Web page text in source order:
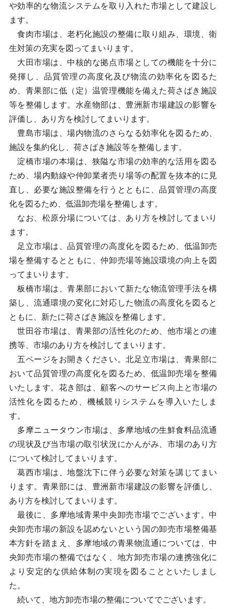
や効率的な物流システムを取り入れた市場として建設し
ます。
食肉市場は、老朽化施設の整備に取り組み、環境、衛
生対策の充実を図ってまいります。
大田市場は、中核的な拠点市場としての機能を十分に
発揮し、品質管理の高度化及び物流の効率化を図るた
め、青果部に低（定）温管理機能を備えた荷さばき施設
等を整備します。水産物部は、豊洲新市場建設の影響を
評価し、あり方を検討してまいります。
豊島市場は、場内物流のさらなる効率化を図るため、
施設を集約化し、荷さばき施設等を整備します。
淀橋市場の本場は、狭隘な市場の効率的な活用を図る
ため、場内動線や仲卸業者売り場等の配置を抜本的に見
直し、必要な施設整備を行うとともに、品質管理の高度
化を図るため、低温卸売場を整備します。
なお、松原分場については、あり方を検討してまいり
ます。
足立市場は、品質管理の高度化を図るため、低温卸売
場を整備するとともに、仲卸売場等施設環境の向上を図
ってまいります。
板橋市場は、青果部において新たな物流管理手法を構
築し、流通環境の変化に対応した物流の高度化を図ると
ともに、新たに荷さばき施設を整備します。
世田谷市場は、青果部の活性化のため、他市場との連
携等、市場のあり方を検討してまいります。
五ページをお開きください。北足立市場は、青果部に
おいて品質管理の高度化を図るため、低温卸売場を整備
いたします。花き部は、顧客へのサービス向上と市場の
活性化を図るため、機械競りシステムを導入いたしま
す。
多摩ニュータウン市場は、多摩地域の生鮮食料品流通
の現状及び当市場の取引状況にかんがみ、市場のあり方
について検討してまいります。
葛西市場は、地盤沈下に伴う必要な対策を講じてまい
ります。青果部には、豊洲新市場建設の影響を評価し、
あり方を検討してまいります。
最後に、多摩地域青果中央卸売市場でございます。中
央卸売市場の新設を認めないという国の卸売市場整備基
本方針を踏まえ、多摩地域の青果物流通については、中
央卸売市場の整備ではなく、地方卸売市場の連携強化に
より安定的な供給体制の実現を図ることといたしまし
た。
続いて、地方卸売市場の整備についてでございます。